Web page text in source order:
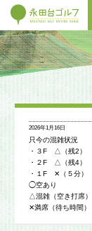
2026年1月16日
只今の混雑状況
・３F △（残2）
・２F △（残4）
・１F ✕（５分）
◯空あり
△混雑（空き打席）
✕満席（待ち時間）